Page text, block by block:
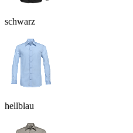
schwarz
hellblau